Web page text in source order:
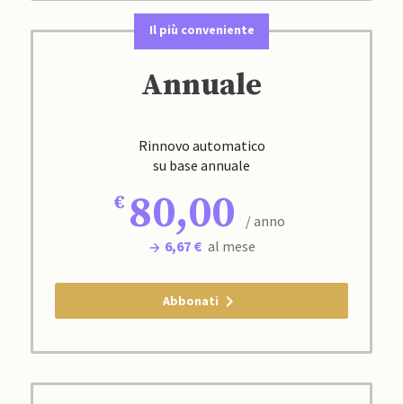
Il più conveniente
Annuale
Rinnovo automatico
su base annuale
80,00
/ anno
6,67 € al mese
Abbonati